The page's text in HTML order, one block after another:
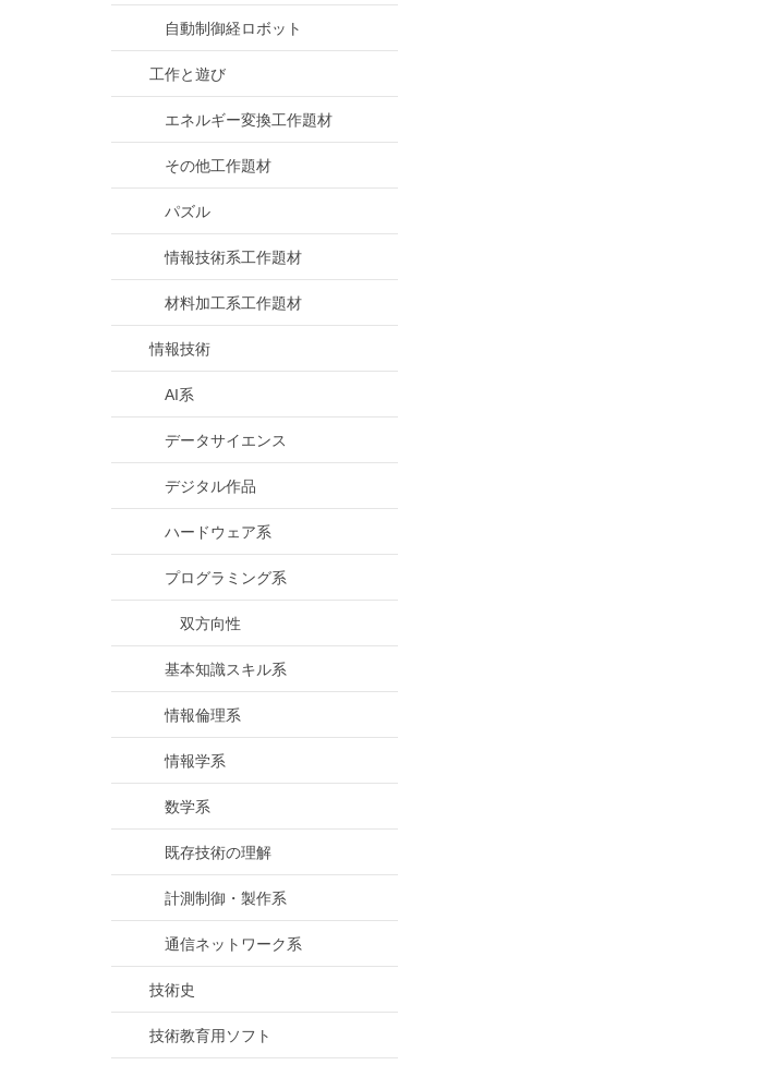
自動制御経ロボット
工作と遊び
エネルギー変換工作題材
その他工作題材
パズル
情報技術系工作題材
材料加工系工作題材
情報技術
AI系
データサイエンス
デジタル作品
ハードウェア系
プログラミング系
双方向性
基本知識スキル系
情報倫理系
情報学系
数学系
既存技術の理解
計測制御・製作系
通信ネットワーク系
技術史
技術教育用ソフト